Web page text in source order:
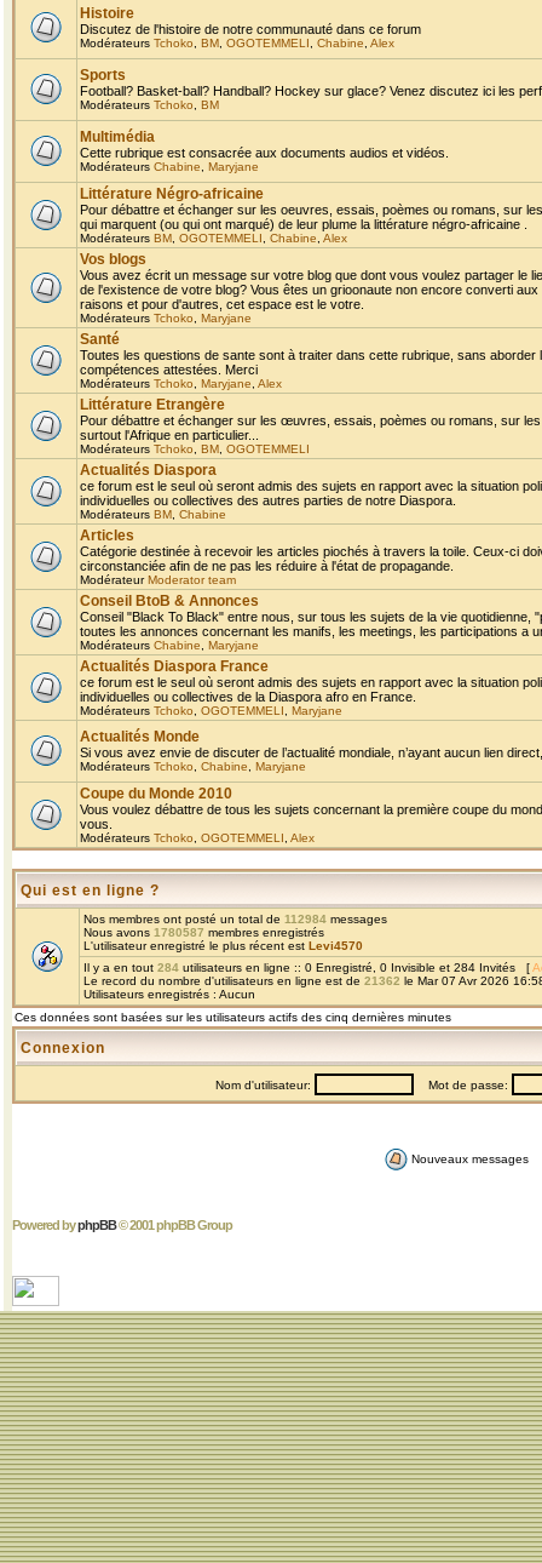
Histoire
Discutez de l'histoire de notre communauté dans ce forum
Modérateurs Tchoko BM OGOTEMMELI Chabine Alex
Sports
Football? Basket-ball? Handball? Hockey sur glace? Venez discutez ici les
Modérateurs Tchoko BM
Multimédia
Cette rubrique est consacrée aux documents audios et vidéos.
Modérateurs Chabine Maryjane
Littérature Négro-africaine
Pour débattre et échanger sur les oeuvres, essais, poèmes ou romans, sur
qui marquent (ou qui ont marqué) de leur plume la littérature négro-africaine .
Modérateurs BM OGOTEMMELI Chabine Alex
Vos blogs
Vous avez écrit un message sur votre blog que dont vous voulez partager le
de l'existence de votre blog? Vous êtes un grioonaute non encore converti
raisons et pour d'autres, cet espace est le votre.
Modérateurs Tchoko Maryjane
Santé
Toutes les questions de sante sont à traiter dans cette rubrique, sans
compétences attestées. Merci
Modérateurs Tchoko Maryjane Alex
Littérature Etrangère
Pour débattre et échanger sur les œuvres, essais, poèmes ou romans, sur
surtout l'Afrique en particulier...
Modérateurs Tchoko BM OGOTEMMELI
Actualités Diaspora
ce forum est le seul où seront admis des sujets en rapport avec la situation
individuelles ou collectives des autres parties de notre Diaspora.
Modérateurs BM Chabine
Articles
Catégorie destinée à recevoir les articles piochés à travers la toile. Ceux-ci
circonstanciée afin de ne pas les réduire à l'état de propagande.
ModérateurModerator team
Conseil BtoB & Annonces
Conseil "Black To Black" entre nous, sur tous les sujets de la vie
toutes les annonces concernant les manifs, les meetings, les participations a
Modérateurs Chabine Maryjane
Actualités Diaspora France
ce forum est le seul où seront admis des sujets en rapport avec la situation
individuelles ou collectives de la Diaspora afro en France.
Modérateurs Tchoko OGOTEMMELI Maryjane
Actualités Monde
Si vous avez envie de discuter de l’actualité mondiale, n’ayant aucun lien
Modérateurs Tchoko Chabine Maryjane
Coupe du Monde 2010
Vous voulez débattre de tous les sujets concernant la première coupe du
vous.
Modérateurs Tchoko OGOTEMMELI Alex
Qui est en ligne ?
Nos membres ont posté un total de 112984 messages
Nous avons 1780587 membres enregistrés
L'utilisateur enregistré le plus récent est Levi4570
Il y a en tout 284 utilisateurs en ligne :: 0 Enregistré, 0 Invisible et 284 Invités [
Le record du nombre d'utilisateurs en ligne est de 21362 le Mar 07 Avr 2026
Utilisateurs enregistrés : Aucun
Ces données sont basées sur les utilisateurs actifs des cinq dernières minutes
Connexion
Nom d'utilisateur: Mot de passe:
Nouveaux messages
Powered byphpBB© 2001 phpBB Group